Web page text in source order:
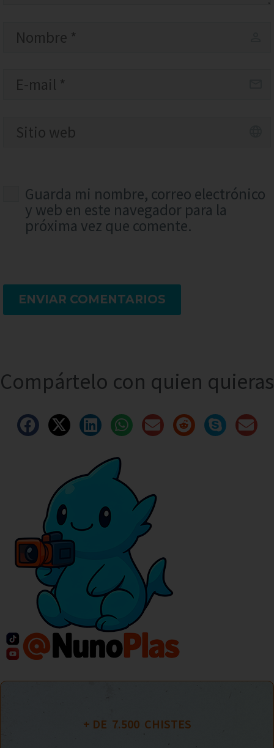
Guarda mi nombre, correo electrónico
y web en este navegador para la
próxima vez que comente.
ENVIAR COMENTARIOS
Compártelo con quien quieras
+ DE 7.500
  CHISTES